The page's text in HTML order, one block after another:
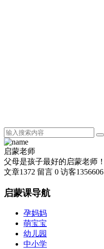
启蒙老师
父母是孩子最好的启蒙老师！
文章1372 留言 0 访客1356606
启蒙课导航
孕妈妈
萌宝宝
幼儿园
中小学